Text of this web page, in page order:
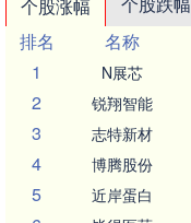
个股涨幅
排名
名称
1
N展芯
2 锐翔智能
3 志特新材
4 博腾股份
5 近岸蛋白